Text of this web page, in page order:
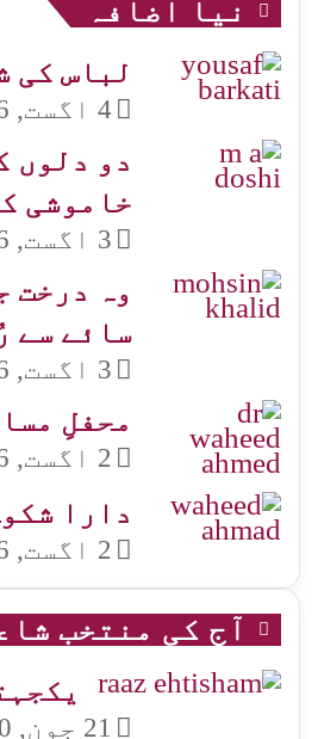
نیا اضافہ
لباس کی
4 اگست, 2026
دو دلوں
خاموشی
3 اگست, 2026
وہ درخت
سائے سے
3 اگست, 2026
محفلِ
2 اگست, 2026
دارا
2 اگست, 2026
آج کی منتخب
21 جون, 2020